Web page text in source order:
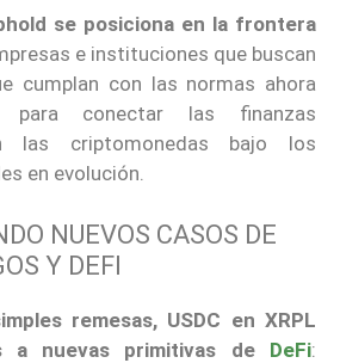
se posiciona en la frontera
e instituciones que buscan
cumplan con las normas ahora
conectar las finanzas
las criptomonedas bajo los
en evolución.
NUEVOS CASOS DE
Y DEFI
remesas, USDC en XRPL
a nuevas primitivas de DeFi: